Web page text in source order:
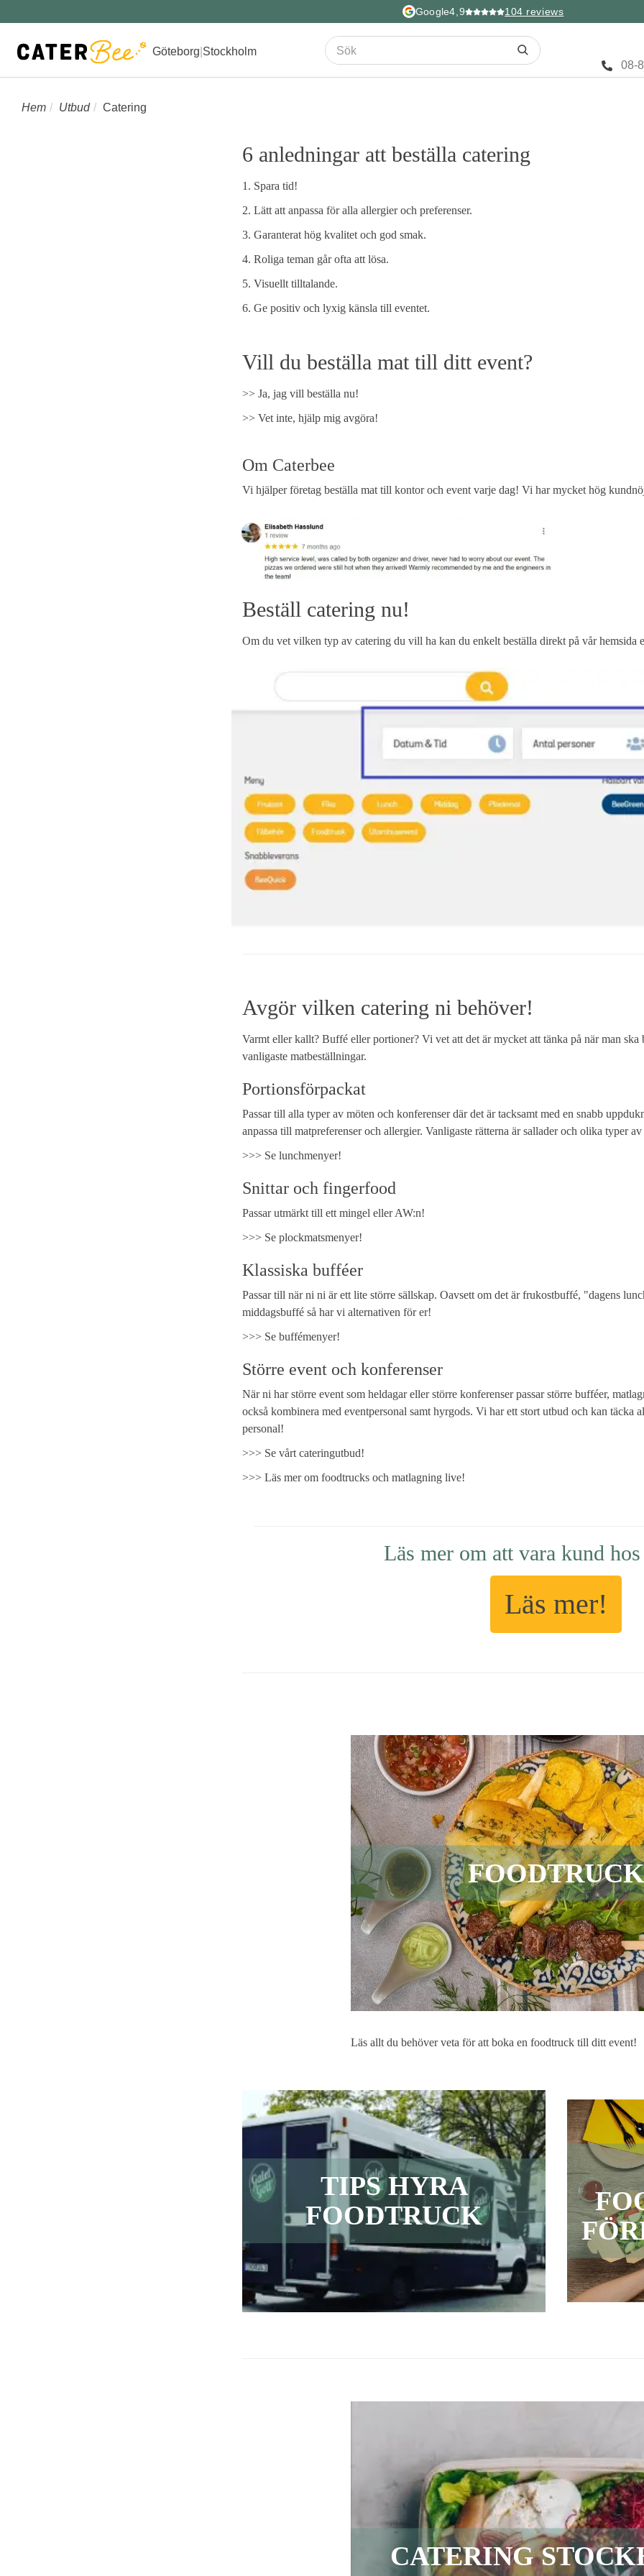
Google4,9 104 reviews
Göteborg Stockholm
08-
Hem Utbud Catering
6 anledningar att beställa catering
1. Spara tid!
2. Lätt att anpassa för alla allergier och preferenser.
3. Garanterat hög kvalitet och god smak.
4. Roliga teman går ofta att lösa.
5. Visuellt tilltalande.
6. Ge positiv och lyxig känsla till eventet.
Vill du beställa mat till ditt event?
>> Ja, jag vill beställa nu!
>> Vet inte, hjälp mig avgöra!
Om Caterbee
Vi hjälper företag beställa mat till kontor och event varje dag! Vi har mycket hög
Beställ catering nu!
Om du vet vilken typ av catering du vill ha kan du enkelt beställa direkt på vår hemsida
Avgör vilken catering ni behöver!
Varmt eller kallt? Buffé eller portioner? Vi vet att det är mycket att tänka på när man
vanligaste matbeställningar.
Portionsförpackat
Passar till alla typer av möten och konferenser där det är tacksamt med en snabb
anpassa till matpreferenser och allergier. Vanligaste rätterna är sallader och olika typer
>>> Se lunchmenyer!
Snittar och fingerfood
Passar utmärkt till ett mingel eller AW:n!
>>> Se plockmatsmenyer!
Klassiska bufféer
Passar till när ni ni är ett lite större sällskap. Oavsett om det är frukostbuffé, "dagens
middagsbuffé så har vi alternativen för er!
>>> Se buffémenyer!
Större event och konferenser
När ni har större event som heldagar eller större konferenser passar större bufféer,
också kombinera med eventpersonal samt hyrgods. Vi har ett stort utbud och kan
personal!
>>> Se vårt cateringutbud!
>>> Läs mer om foodtrucks och matlagning live!
Läs mer om att vara kund
Läs mer!
Läs allt du behöver veta för att boka en foodtruck till ditt event!
TIPS HYRA
FOODTRUCK
CATERING